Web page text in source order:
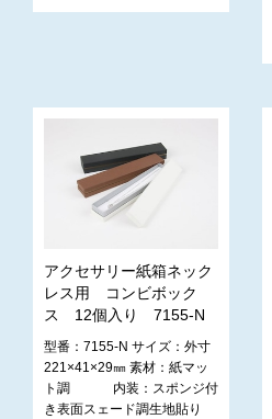
アクセサリー紙箱ネック
レス用 コンビボック
ス 12個入り 7155-N
型番：7155-N サイズ：外寸
221×41×29㎜ 素材：紙マッ
ト調 内装：スポンジ付
き表面スェード調生地貼り